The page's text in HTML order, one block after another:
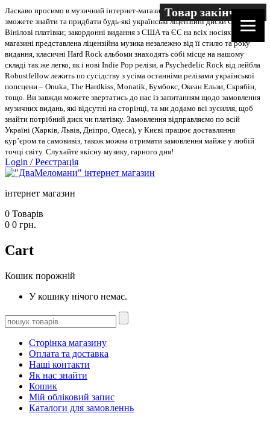
Ласкаво просимо в музичний інтернет-магазин “Два меломани”. У нас Ви
зможете знайти та придбати будь-які українські ліцензійні диски CD, DVD,
Вінілові платівки; закордонні видання з США та ЄС на всіх носіях. В
магазині представлена ліцензійна музика незалежно від її стилю та року
видання, класичні Hard Rock альбоми знаходять собі місце на нашому
складі так же легко, як і нові Indie Pop релізи, а Psychedelic Rock від лейбла
Robustfellow лежить по сусідству з усіма останніми релізами української
попсцени – Onuka, The Hardkiss, Monatik, Бумбокс, Океан Ельзи, Скрябін,
тощо. Ви завжди можете звертатись до нас із запитанням щодо замовлення
музичних видань, які відсутні на сторінці, та ми додамо всі зусилля, щоб
знайти потрібний диск чи платівку. Замовлення відправляємо по всій
Україні (Харків, Львів, Дніпро, Одеса), у Києві працює доставляння
кур’єром та самовивіз, також можна отримати замовлення майже у любій
точці світу. Слухайте якісну музику, гарного дня!
Login /Реєстрація
інтернет магазин
0 Товарів
0 0 грн.
Cart
Кошик порожній
У кошику нічого немає.
Сторінка магазину
Оплата та доставка
Наші контакти
Як нас знайти
Кошик
Мій обліковий запис
Каталоги для замовленнь
Товар закінчився